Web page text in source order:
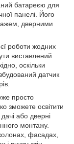
батареєю для
панелі. Його
дверними
роботи жодних
виставлений
оскільки
датчик
просто
зможете освітити
або дверні
монтажу.
фасадах,